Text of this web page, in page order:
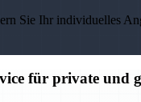
Sie Ihr individuelles
für private und